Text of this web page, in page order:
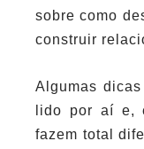
sobre como
construir
Algumas
lido por aí e,
fazem total